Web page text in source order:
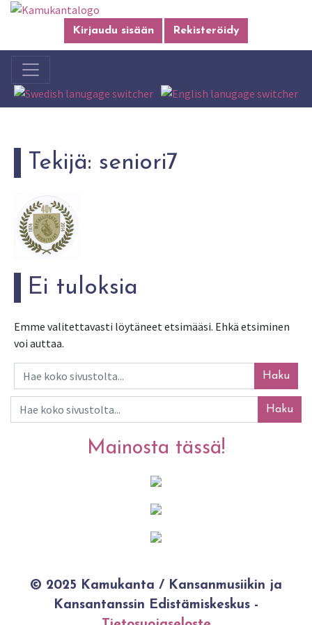
Kirjaudu sisään Rekisteröidy
Tekijä: seniori7
Ei tuloksia
Emme valitettavasti löytäneet etsimääsi. Ehkä etsiminen
voi auttaa.
Haku
Haku
Mainosta tässä!
© 2025 Kamukanta / Kansanmusiikin ja
Kansantanssin Edistämiskeskus -